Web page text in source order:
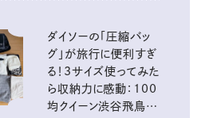
ダイソーの「圧縮バッ
グ」が旅行に便利すぎ
る！3サイズ使ってみた
ら収納力に感動：100
均クイーン渋谷飛鳥の